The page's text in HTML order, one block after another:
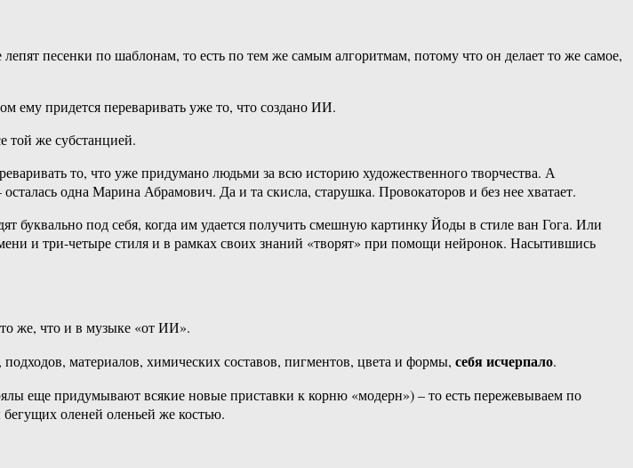
песенки по шаблонам, то есть по тем же самым алгоритмам, потому что он делает то же самое,
ему придется переваривать уже то, что создано ИИ.
той же субстанцией.
то, что уже придумано людьми за всю историю художественного творчества. А
одна Марина Абрамович. Да и та скисла, старушка. Провокаторов и без нее хватает.
буквально под себя, когда им удается получить смешную картинку Йоды в стиле ван Гога. Или
и три-четыре стиля и в рамках своих знаний «творят» при помощи нейронок. Насытившись
же, что и в музыке «от ИИ».
материалов, химических составов, пигментов, цвета и формы, себя исчерпало.
еще придумывают всякие новые приставки к корню «модерн») – то есть пережевываем по
оленей оленьей же костью.